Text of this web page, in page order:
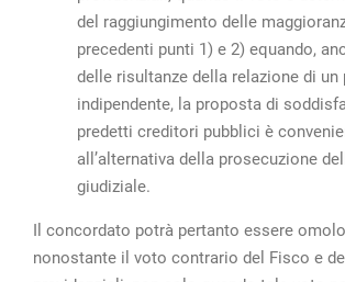
del raggiungimento delle
precedenti punti 1) e 2) equando,
delle risultanze della relazione di
indipendente, la proposta di
predetti creditori pubblici è
all’alternativa della prosecuzione
giudiziale.
Il concordato potrà pertanto essere
nonostante il voto contrario del Fisco e